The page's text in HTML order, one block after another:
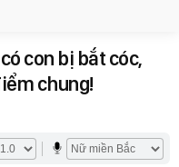
con bị bắt cóc,
chung!